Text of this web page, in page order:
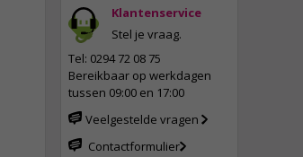
Klantenservice
Stel je vraag.
Tel: 0294 72 08 75
Bereikbaar op werkdagen
tussen 09:00 en 17:00
Veelgestelde vragen
Contactformulier